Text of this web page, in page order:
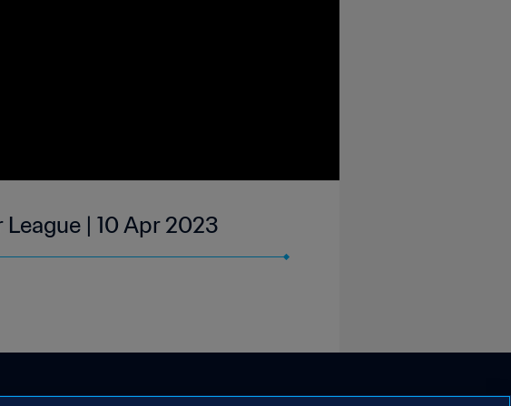
| 10 Apr 2023